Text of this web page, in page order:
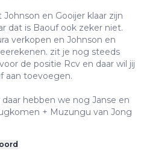
en Gooijer klaar zijn
dat is Baouf ook zeker niet.
verkopen en Johnson en
zit je nog steeds
de positie Rcv en daar wil jij
aan toevoegen.
daar hebben we nog Janse en
+ Muzungu van Jong